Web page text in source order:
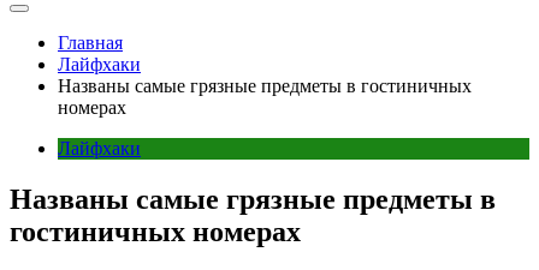
Главная
Лайфхаки
Названы самые грязные предметы в гостиничных
номерах
Лайфхаки
Названы самые грязные предметы в
гостиничных номерах